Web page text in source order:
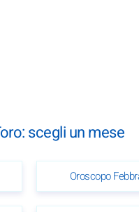
scegli un mese
Oroscopo